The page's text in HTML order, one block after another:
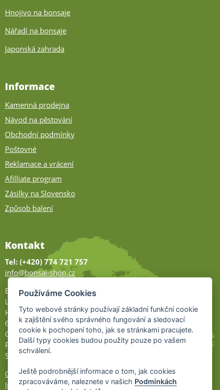
Hnojivo na bonsaje
Nářadí na bonsaje
Japonská zahrada
Informace
Kamenná prodejna
Návod na pěstování
Obchodní podmínky
Poštovné
Reklamace a vrácení
Afilliate program
Zásilky na Slovensko
Způsob balení
Kontakt
Tel: (+420) 774 721 757
info@bonsai-shop.cz
Bonsai-shop
Legionářů 2
Hodonín
695 01
Otevřeno:
Po-Pá 9-17
So 9-11:30
Ochrana osobních údajů
Informace UKZÚZ
Používáme Cookies
Tyto webové stránky používají základní funkční cookie
k zajištění svého správného fungování a sledovací
cookie k pochopení toho, jak se stránkami pracujete.
Další typy cookies budou použity pouze po vašem
schválení.
Ještě podrobnější informace o tom, jak cookies
zpracováváme, naleznete v našich Podmínkách